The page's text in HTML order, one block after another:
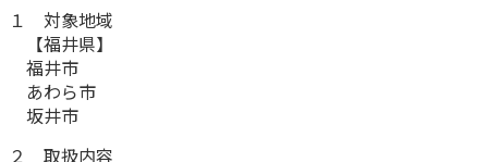
お手続き一覧
きっかけ・できごとから探す
学資保険
長寿支援保険
お見積りシミュレーション
資料請求
お役立ち情報
かんぽ生命の団体取扱い
法人向け資料請求
保険
ご挨拶
お問い合わせ
サステナビリティ
１ 対象地域
【福井県】
福井市
あわら市
坂井市
２ 取扱内容